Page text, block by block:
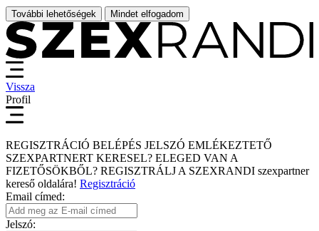
További lehetőségek Mindet elfogadom
Vissza
Profil
REGISZTRÁCIÓ BELÉPÉS JELSZÓ EMLÉKEZTETŐ
SZEXPARTNERT KERESEL? ELEGED VAN A
FIZETŐSÖKBŐL? REGISZTRÁLJ A SZEXRANDI szexpartner
kereső oldalára! Regisztráció
Email címed:
Jelszó: